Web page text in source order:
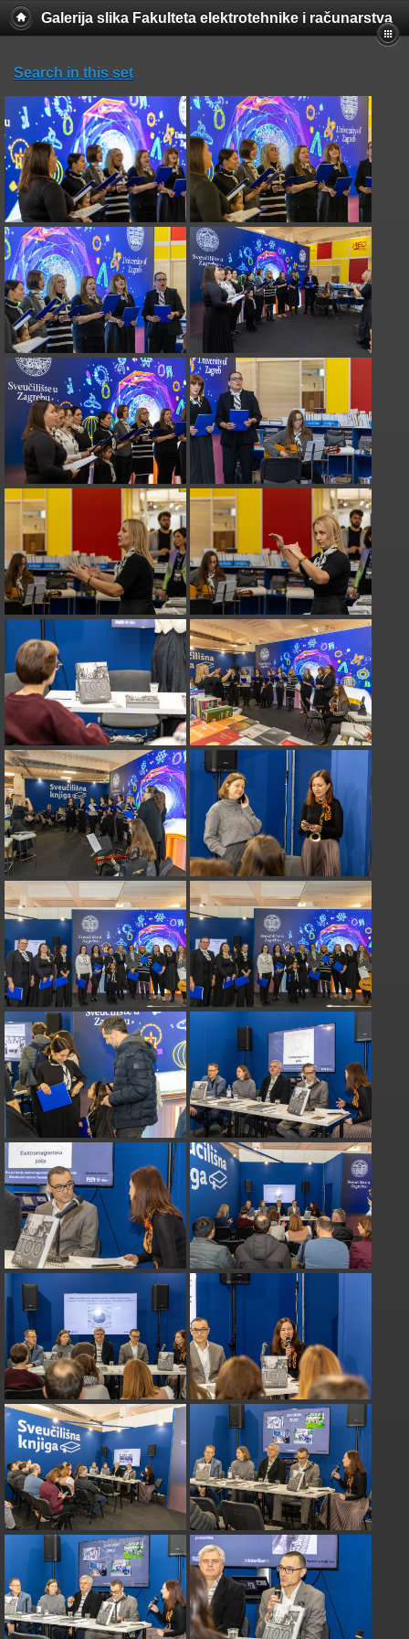
Galerija slika Fakulteta elektrotehnike i računarstva
Search in this set